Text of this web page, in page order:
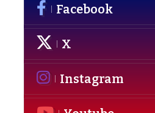
Facebook
X
Instagram